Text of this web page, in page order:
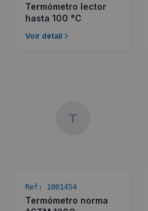
Termómetro lector
hasta 100 °C
Voir détail
T
Ref: 1001454
Termómetro norma